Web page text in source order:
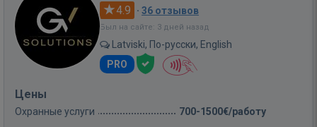
4.9 · 36 отзывов
Был на сайте: 3 дней назад
Latviski, По-русски, English
PRO
Цены
Охранные услуги 700-1500€/работу